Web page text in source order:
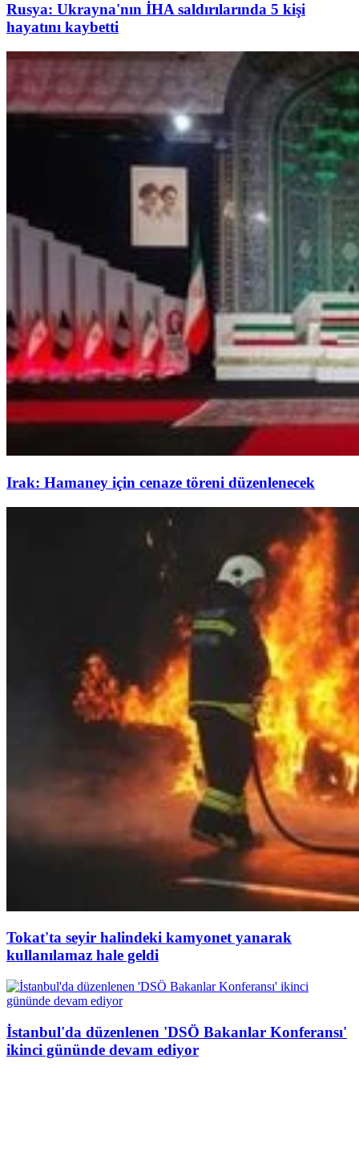
Rusya: Ukrayna'nın İHA saldırılarında 5 kişi
hayatını kaybetti
Irak: Hamaney için cenaze töreni düzenlenecek
Tokat'ta seyir halindeki kamyonet yanarak
kullanılamaz hale geldi
İstanbul'da düzenlenen 'DSÖ Bakanlar Konferansı'
ikinci gününde devam ediyor